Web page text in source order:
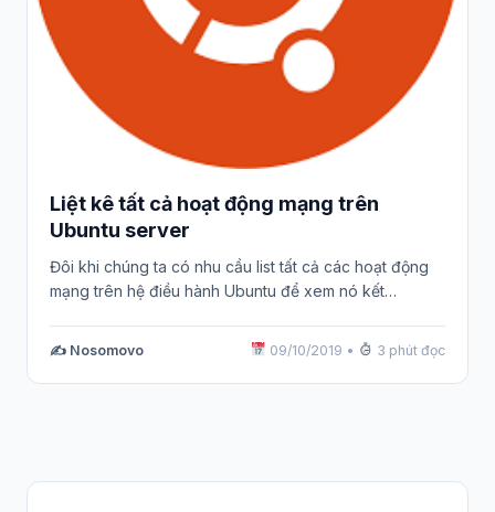
Liệt kê tất cả hoạt động mạng trên
Ubuntu server
Đôi khi chúng ta có nhu cầu list tất cả các hoạt động
mạng trên hệ điều hành Ubuntu để xem nó kết…
✍️ Nosomovo 09/10/2019 • 3 phút đọc